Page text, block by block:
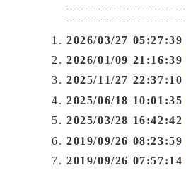
2026/03/27 05:27:39
2026/01/09 21:16:39
2025/11/27 22:37:10
2025/06/18 10:01:35
2025/03/28 16:42:42
2019/09/26 08:23:59
2019/09/26 07:57:14